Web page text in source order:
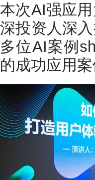
本次AI强应
深投资人深
多位AI案例
的成功应用